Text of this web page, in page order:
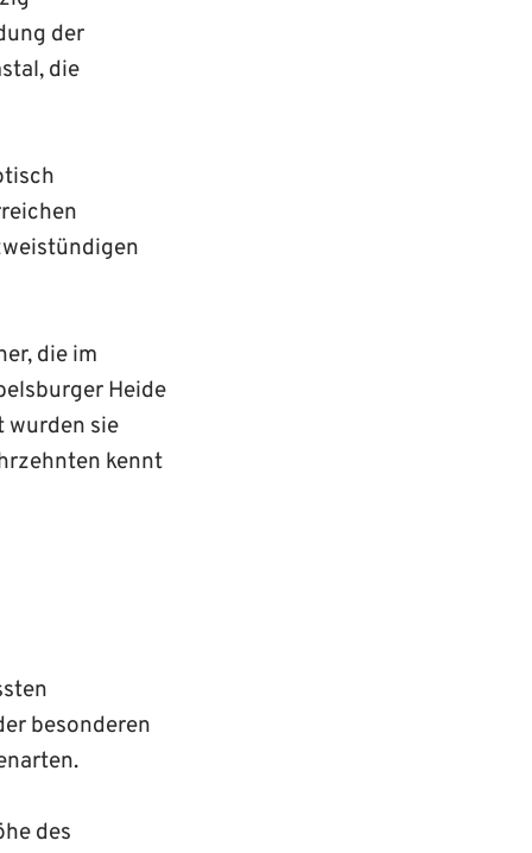
der
die
die im
Heide
sie
kennt
besonderen
des